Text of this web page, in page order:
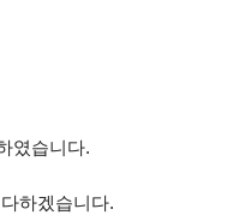
였습니다.
하겠습니다.